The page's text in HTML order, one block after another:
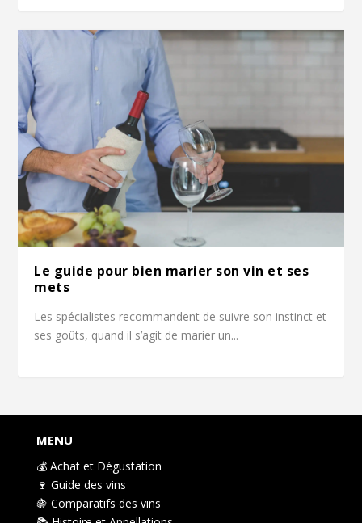
Le guide pour bien marier son vin et ses
mets
Les spécialistes recommandent de suivre son instinct et
ses goûts, quand il s’agit de marier un...
MENU
💰 Achat et Dégustation
🍷 Guide des vins
🍇 Comparatifs des vins